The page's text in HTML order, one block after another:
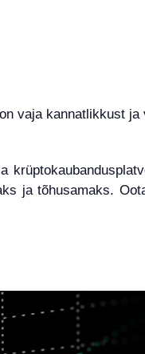
vaja kannatlikkust ja
ja tõhusamaks.